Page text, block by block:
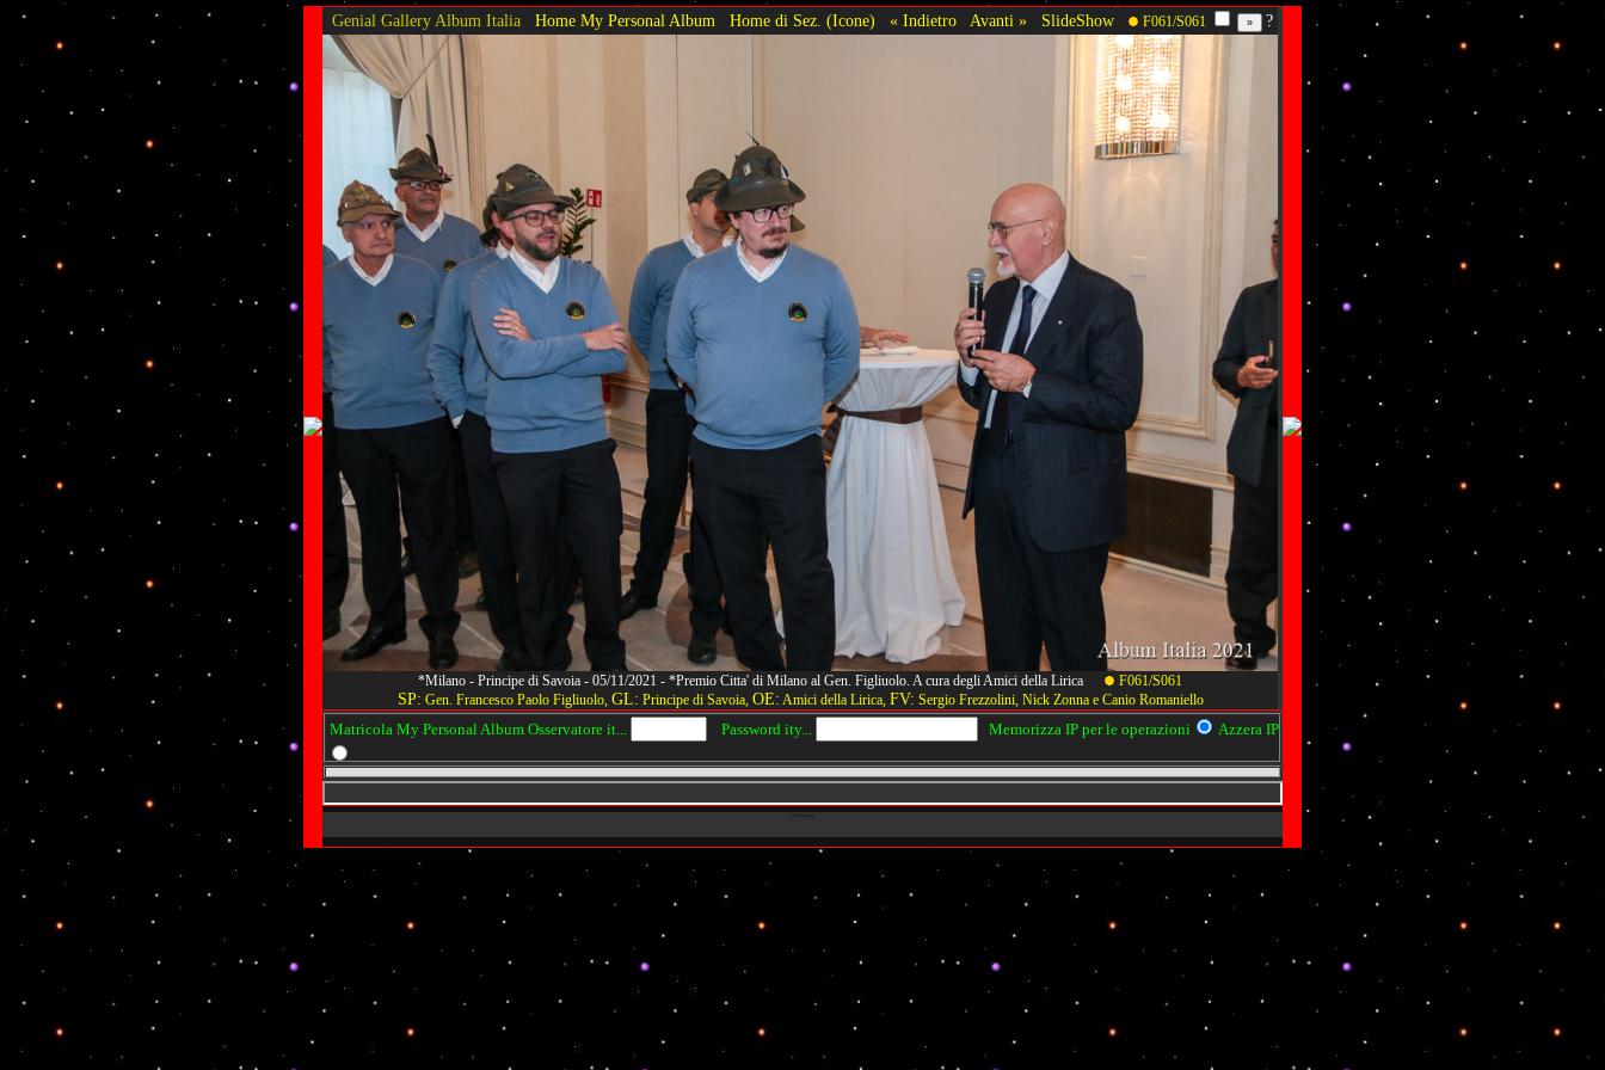
Genial Gallery Album Italia Home My Personal Album Home di Sez. (Icone) « Indietro Avanti » SlideShow F061/S061 ?
*Milano - Principe di Savoia - 05/11/2021 - *Premio Citta' di Milano al Gen. Figliuolo. A cura degli Amici della Lirica F061/S061
SP: Gen. Francesco Paolo Figliuolo, GL: Principe di Savoia, OE: Amici della Lirica, FV: Sergio Frezzolini, Nick Zonna e Canio Romaniello
Matricola My Personal Album Osservatore it... Password ity... Memorizza IP per le operazioni Azzera IP